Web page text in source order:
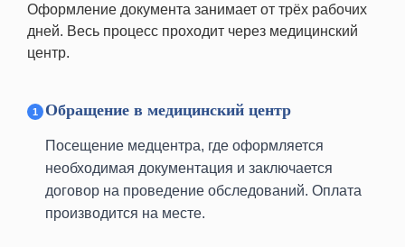
Оформление документа занимает от трёх рабочих
дней. Весь процесс проходит через медицинский
центр.
Обращение в медицинский центр
Посещение медцентра, где оформляется
необходимая документация и заключается
договор на проведение обследований. Оплата
производится на месте.
м. Алексеевская
м. Бауманская
улица Фридриха Энгельса 3-5c2
м. Бибирево